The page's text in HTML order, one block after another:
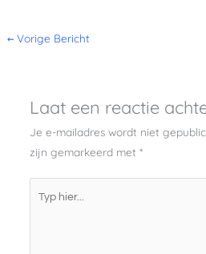
← Vorige Bericht
Laat een reactie
Je e-mailadres wordt niet
zijn gemarkeerd met *
hier...